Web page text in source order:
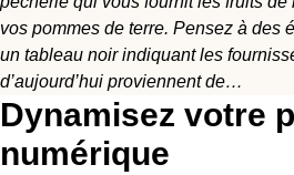
vos pommes de terre. Pensez à des
un tableau noir indiquant les
d’aujourd’hui proviennent de…
Dynamisez votre
numérique